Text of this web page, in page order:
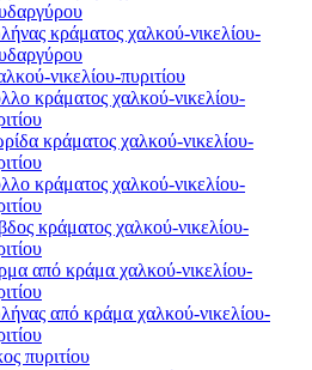
κράματος χαλκού-νικελίου-
νικελίου-πυριτίου
κράματος χαλκού-νικελίου-
κράματος χαλκού-νικελίου-
κράματος χαλκού-νικελίου-
κράματος χαλκού-νικελίου-
από κράμα χαλκού-νικελίου-
από κράμα χαλκού-νικελίου-
πυριτίου